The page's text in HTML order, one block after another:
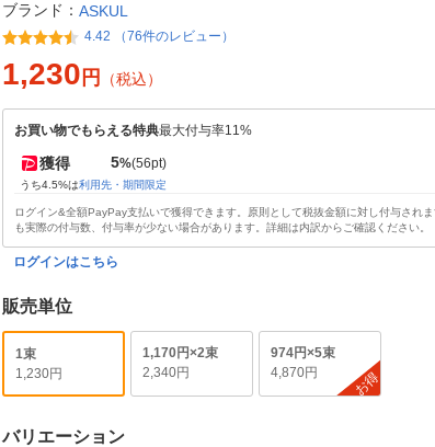
ブランド： ASKUL
4.42 （76件のレビュー）
1,230 円 （税込）
お買い物でもらえる特典最大付与率11%
獲得 5%(56pt)
うち4.5%は利用先・期間限定
ログイン&全額PayPay支払いで獲得できます。原則として税抜金額に対し付与されま
も実際の付与数、付与率が少ない場合があります。詳細は内訳からご確認ください。
ログインはこちら
販売単位
1束
1,230円
1,170円×2束
2,340円
974円×5束
4,870円
お得
バリエーション